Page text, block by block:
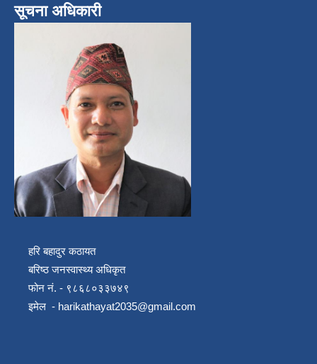
सूचना अधिकारी
हरि बहादुर कठायत
बरिष्ठ जनस्वास्थ्य अधिकृत
फोन नं. - ९८६८०३३७४९
इमेल - harikathayat2035@gmail.com